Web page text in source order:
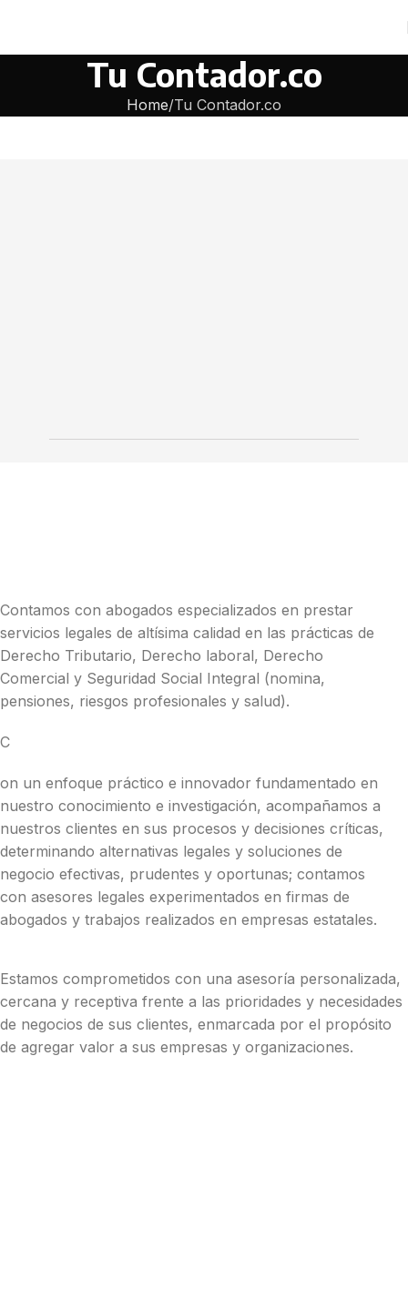
Tu Contador.co
Home Tu Contador.co
Contamos con abogados especializados en prestar
servicios legales de altísima calidad en las prácticas de
Derecho Tributario, Derecho laboral, Derecho
Comercial y Seguridad Social Integral (nomina,
pensiones, riesgos profesionales y salud).
C
on un enfoque práctico e innovador fundamentado en
nuestro conocimiento e investigación, acompañamos a
nuestros clientes en sus procesos y decisiones críticas,
determinando alternativas legales y soluciones de
negocio efectivas, prudentes y oportunas; contamos
con asesores legales experimentados en firmas de
abogados y trabajos realizados en empresas estatales.
Estamos comprometidos con una asesoría personalizada,
cercana y receptiva frente a las prioridades y necesidades
de negocios de sus clientes, enmarcada por el propósito
de agregar valor a sus empresas y organizaciones.